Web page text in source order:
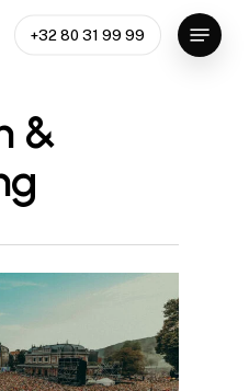
+32 80 31 99 99
Menu
&